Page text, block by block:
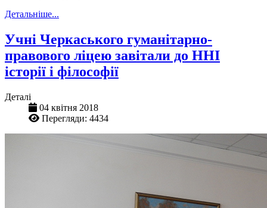
Детальніше...
Учні Черкаського гуманітарно-
правового ліцею завітали до ННІ
історії і філософії
Деталі
04 квітня 2018
Перегляди: 4434